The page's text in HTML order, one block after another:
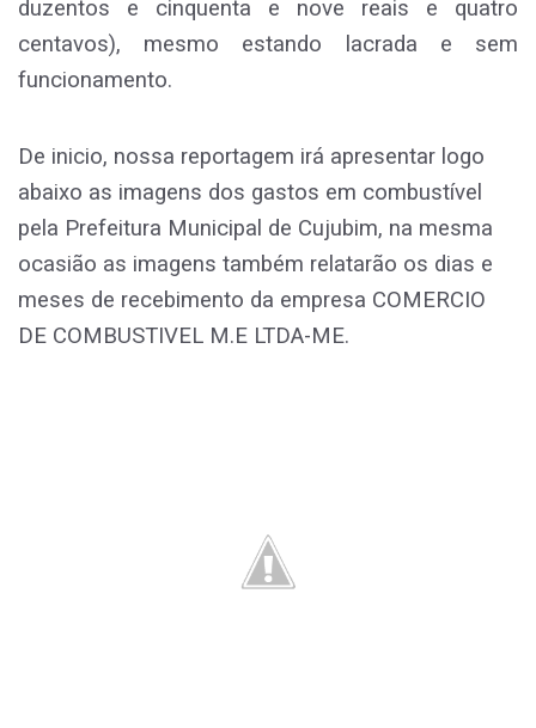
duzentos e cinquenta e nove reais e quatro
centavos), mesmo estando lacrada e sem
funcionamento.
De inicio, nossa reportagem irá apresentar logo
abaixo as imagens dos gastos em combustível
pela Prefeitura Municipal de Cujubim, na mesma
ocasião as imagens também relatarão os dias e
meses de recebimento da empresa COMERCIO
DE COMBUSTIVEL M.E LTDA-ME.